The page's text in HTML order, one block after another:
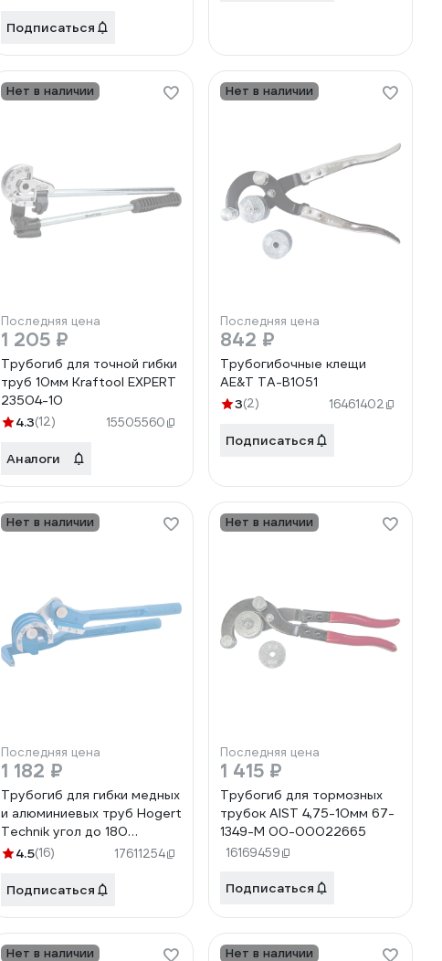
Подписаться
Нет в наличии
Последняя цена
1 205 ₽
Трубогиб для точной гибки
труб 10мм Kraftool EXPERT
23504-10
4.3(12) 15505560
Аналоги
Нет в наличии
Последняя цена
842 ₽
Трубогибочные клещи
AE&T TA-B1051
3(2) 16461402
Подписаться
Нет в наличии
Последняя цена
1 182 ₽
Трубогиб для гибки медных
и алюминиевых труб Hogert
Technik угол до 180
градусов HT1P630
4.5(16) 17611254
Подписаться
Нет в наличии
Последняя цена
1 415 ₽
Трубогиб для тормозных
трубок AIST 4,75-10мм 67-
1349-M 00-00022665
16169459
Подписаться
Нет в наличии Нет в наличии